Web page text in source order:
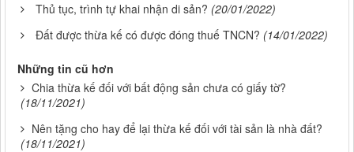
Thủ tục, trình tự khai nhận di sản? (20/01/2022)
Đất được thừa kế có được đóng thuế TNCN? (14/01/2022)
Những tin cũ hơn
Chia thừa kế đối với bất động sản chưa có giấy tờ?
(18/11/2021)
Nên tặng cho hay để lại thừa kế đối với tài sản là nhà đất?
(18/11/2021)